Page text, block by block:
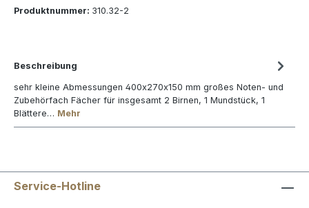
Produktnummer: 310.32-2
Beschreibung
sehr kleine Abmessungen 400x270x150 mm großes Noten- und
Zubehörfach Fächer für insgesamt 2 Birnen, 1 Mundstück, 1
Blättere… Mehr
Service-Hotline